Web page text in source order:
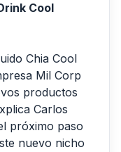
Cool
Chia Cool
Mil Corp
productos
Carlos
próximo paso
nuevo nicho